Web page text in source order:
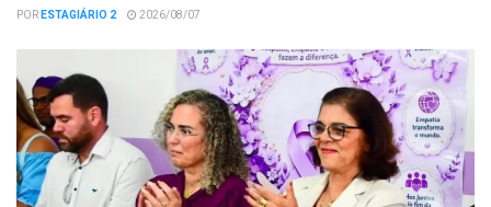
PORESTAGIÁRIO 2 2026/08/07